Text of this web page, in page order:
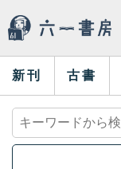
新刊 古書